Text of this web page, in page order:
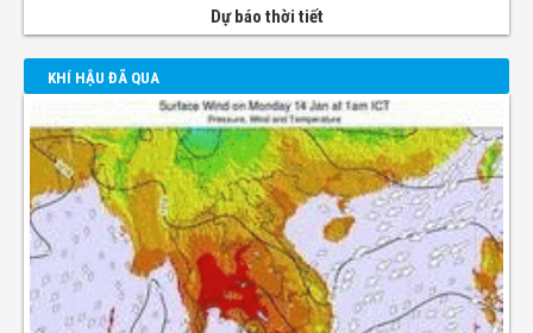
Dự báo thời tiết
KHÍ HẬU ĐÃ QUA